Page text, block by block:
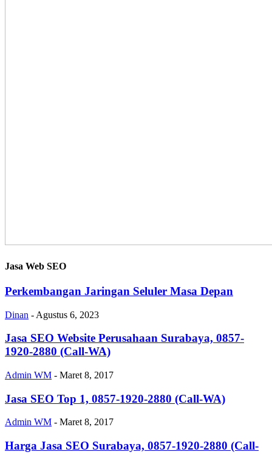
Jasa Web SEO
Perkembangan Jaringan Seluler Masa Depan
Dinan - Agustus 6, 2023
Jasa SEO Website Perusahaan Surabaya, 0857-
1920-2880 (Call-WA)
Admin WM - Maret 8, 2017
Jasa SEO Top 1, 0857-1920-2880 (Call-WA)
Admin WM - Maret 8, 2017
Harga Jasa SEO Surabaya, 0857-1920-2880 (Call-